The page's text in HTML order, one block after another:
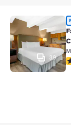
Fairway
39